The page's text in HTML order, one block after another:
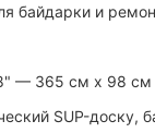
байдарки и
— 365 см x 98 см
SUP-доску,